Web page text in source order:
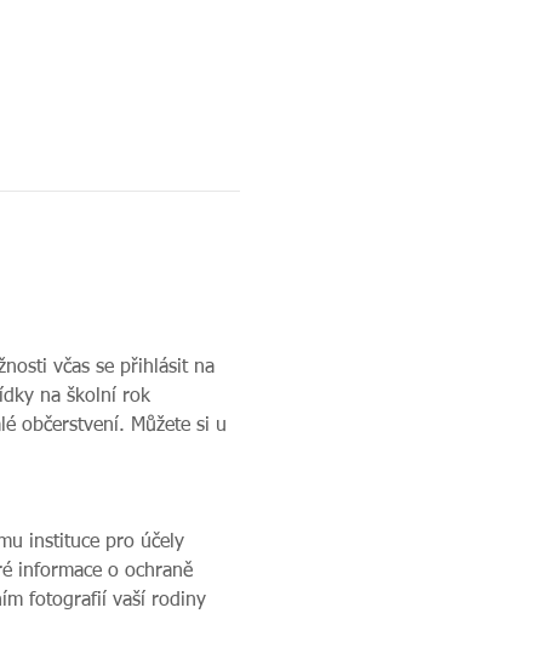
včas se přihlásit na
na školní rok
občerstvení. Můžete si u
instituce pro účely
informace o ochraně
fotografií vaší rodiny